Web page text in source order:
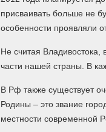
присваивать больше не
особенности проявляли
Не считая
части нашей страны. В
В Рф также существует
Родины – это звание
местности современной